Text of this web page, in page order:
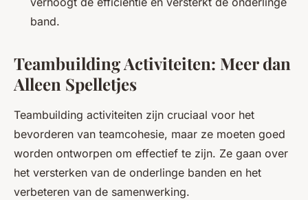
band.
Teambuilding Activiteiten: Meer dan
Alleen Spelletjes
Teambuilding activiteiten zijn cruciaal voor het
bevorderen van teamcohesie, maar ze moeten goed
worden ontworpen om effectief te zijn. Ze gaan over
het versterken van de onderlinge banden en het
verbeteren van de samenwerking.